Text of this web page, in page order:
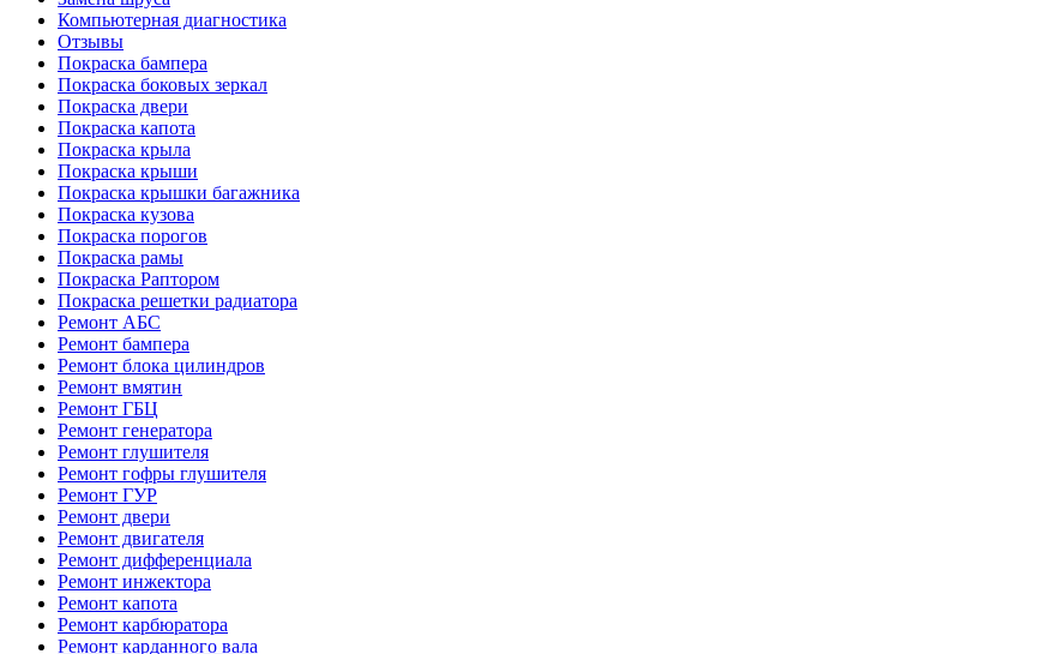
Компьютерная диагностика
Отзывы
Покраска бампера
Покраска боковых зеркал
Покраска двери
Покраска капота
Покраска крыла
Покраска крыши
Покраска крышки багажника
Покраска кузова
Покраска порогов
Покраска рамы
Покраска Раптором
Покраска решетки радиатора
Ремонт АБС
Ремонт бампера
Ремонт блока цилиндров
Ремонт вмятин
Ремонт ГБЦ
Ремонт генератора
Ремонт глушителя
Ремонт гофры глушителя
Ремонт ГУР
Ремонт двери
Ремонт двигателя
Ремонт дифференциала
Ремонт инжектора
Ремонт капота
Ремонт карбюратора
Ремонт карданного вала